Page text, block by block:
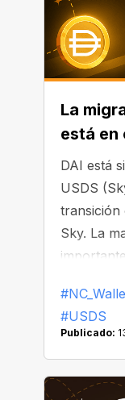
La
está en
DAI está
USDS
transición
Sky. La
DAI de
#USDS
Publicado: